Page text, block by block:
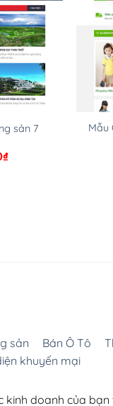
sản 7
₫Giá
Mẫu
sản Bán Ô Tô
khuyến mại
kinh doanh của